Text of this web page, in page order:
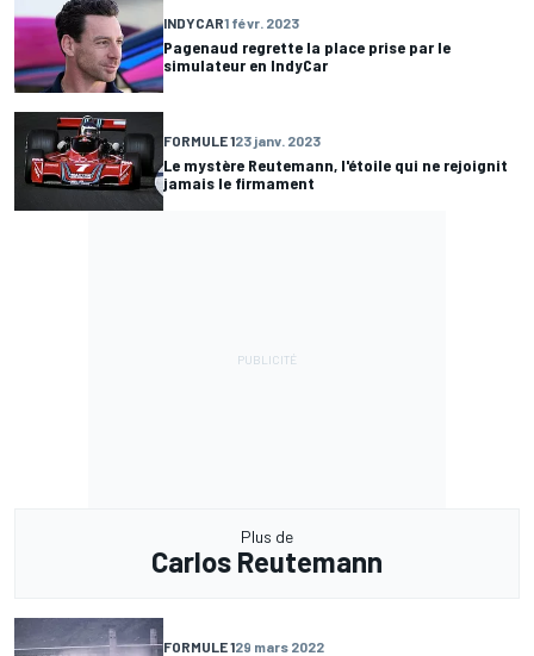
INDYCAR1 févr. 2023
Pagenaud regrette la place prise par le
simulateur en IndyCar
FORMULE 123 janv. 2023
Le mystère Reutemann, l'étoile qui ne rejoignit
jamais le firmament
Plus de
Carlos Reutemann
FORMULE 129 mars 2022